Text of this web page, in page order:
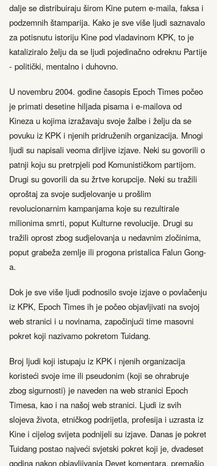
dalje se distribuiraju širom Kine putem e-maila, faksa i
podzemnih štamparija. Kako je sve više ljudi saznavalo
za potisnutu istoriju Kine pod vladavinom KPK, to je
kataliziralo želju da se ljudi pojedinačno odreknu Partije
- politički, mentalno i duhovno.
U novembru 2004. godine časopis Epoch Times počeo
je primati desetine hiljada pisama i e-mailova od
Kineza u kojima izražavaju svoje žalbe i želju da se
povuku iz KPK i njenih pridruženih organizacija. Mnogi
ljudi su napisali veoma dirljive izjave. Neki su govorili o
patnji koju su pretrpjeli pod Komunističkom partijom.
Drugi su govorili da su žrtve korupcije. Neki su tražili
oproštaj za svoje sudjelovanje u prošlim
revolucionarnim kampanjama koje su rezultirale
milionima smrti, poput Kulturne revolucije. Drugi su
tražili oprost zbog sudjelovanja u nedavnim zločinima,
poput grabeža zemlje ili progona pristalica Falun Gong-
a.
Dok je sve više ljudi podnosilo svoje izjave o povlačenju
iz KPK, Epoch Times ih je počeo objavljivati ​​na svojoj
web stranici i u novinama, započinjući time masovni
pokret koji nazivamo pokretom Tuidang.
Broj ljudi koji istupaju iz KPK i njenih organizacija
koristeći svoje ime ili pseudonim (koji se ohrabruje
zbog sigurnosti) je naveden na web stranici Epoch
Timesa, kao i na našoj web stranici. Ljudi iz svih
slojeva života, etničkog podrijetla, profesija i uzrasta iz
Kine i cijelog svijeta podnijeli su izjave. Danas je pokret
Tuidang postao najveći svjetski pokret koji je, dvadeset
godina nakon objavljivanja Devet komentara, premašio